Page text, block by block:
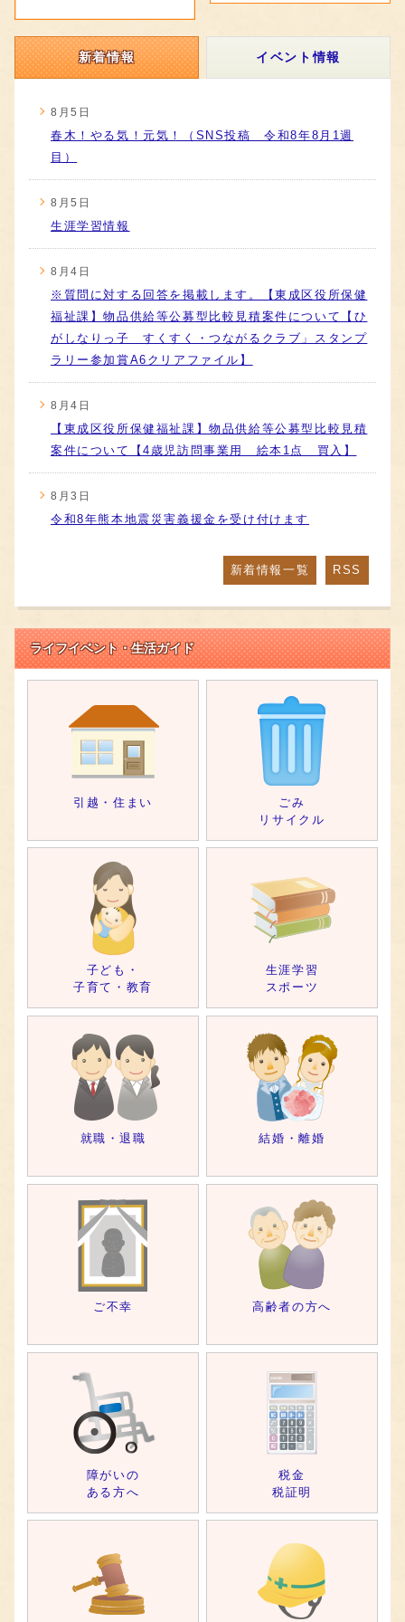
新着情報 イベント情報
8月5日
春木！やる気！元気！（SNS投稿 令和8年8月1週
目）
8月5日
生涯学習情報
8月4日
※質問に対する回答を掲載します。【東成区役所保健
福祉課】物品供給等公募型比較見積案件について【ひ
がしなりっ子 すくすく・つながるクラブ」スタンプ
ラリー参加賞A6クリアファイル】
8月4日
【東成区役所保健福祉課】物品供給等公募型比較見積
案件について【4歳児訪問事業用 絵本1点 買入】
8月3日
令和8年熊本地震災害義援金を受け付けます
新着情報一覧 RSS
ライフイベント・生活ガイド
引越・住まい
ごみ
リサイクル
子ども・
子育て・教育
生涯学習
スポーツ
就職・退職 結婚・離婚
ご不幸 高齢者の方へ
障がいの
ある方へ
税金
税証明